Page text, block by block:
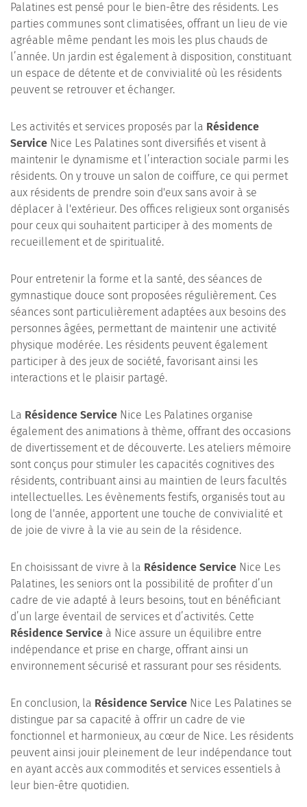
Palatines est pensé pour le bien-être des résidents. Les
parties communes sont climatisées, offrant un lieu de vie
agréable même pendant les mois les plus chauds de
l’année. Un jardin est également à disposition, constituant
un espace de détente et de convivialité où les résidents
peuvent se retrouver et échanger.
Les activités et services proposés par la Résidence
Service Nice Les Palatines sont diversifiés et visent à
maintenir le dynamisme et l’interaction sociale parmi les
résidents. On y trouve un salon de coiffure, ce qui permet
aux résidents de prendre soin d'eux sans avoir à se
déplacer à l'extérieur. Des offices religieux sont organisés
pour ceux qui souhaitent participer à des moments de
recueillement et de spiritualité.
Pour entretenir la forme et la santé, des séances de
gymnastique douce sont proposées régulièrement. Ces
séances sont particulièrement adaptées aux besoins des
personnes âgées, permettant de maintenir une activité
physique modérée. Les résidents peuvent également
participer à des jeux de société, favorisant ainsi les
interactions et le plaisir partagé.
La Résidence Service Nice Les Palatines organise
également des animations à thème, offrant des occasions
de divertissement et de découverte. Les ateliers mémoire
sont conçus pour stimuler les capacités cognitives des
résidents, contribuant ainsi au maintien de leurs facultés
intellectuelles. Les évènements festifs, organisés tout au
long de l'année, apportent une touche de convivialité et
de joie de vivre à la vie au sein de la résidence.
En choisissant de vivre à la Résidence Service Nice Les
Palatines, les seniors ont la possibilité de profiter d’un
cadre de vie adapté à leurs besoins, tout en bénéficiant
d’un large éventail de services et d’activités. Cette
Résidence Service à Nice assure un équilibre entre
indépendance et prise en charge, offrant ainsi un
environnement sécurisé et rassurant pour ses résidents.
En conclusion, la Résidence Service Nice Les Palatines se
distingue par sa capacité à offrir un cadre de vie
fonctionnel et harmonieux, au cœur de Nice. Les résidents
peuvent ainsi jouir pleinement de leur indépendance tout
en ayant accès aux commodités et services essentiels à
leur bien-être quotidien.